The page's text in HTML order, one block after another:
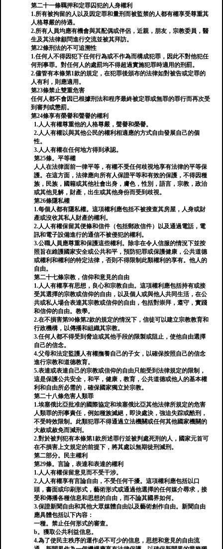
第二十一條羈押和定罪囚犯的人身權利
1.所有被拘留的人以及因定罪和量刑而被監禁的人都有權享受尊重其
人格尊嚴的待遇。
2.所有人員均應有機會與其配偶或伴侶，近親，朋友，宗教委員，醫
生及其法律顧問進行交流並被其拜訪。
第22條刑法的不可追溯性
1.任何人不得因犯下任何行為或不作為而構成犯罪，因此不對他犯任
何刑事罪。對任何人的處罰均不得超過實施犯罪時適用的刑罰。
2.儘管有本條第1款的規定，在犯罪後頒布的法律如對被告或定罪的
人有利，則應適用。
第23條禁止雙重危害
任何人都不會因已根據刑法和程序最終被定罪或無罪的罪行而再次受
到審判或懲罰。
第24條享有榮譽和聲譽的權利
1.人人有權尊重他的人格尊嚴，聲譽和榮譽。
2.人人有權以與其他公民的權利相適應的方式自由發展自己的個
性。
3.人人有權在任何地方得到承認。
第25條。平等權
人人在法律面前一律平等，有權不受任何歧視地享有法律的平等保
護。在這方面，法律應向所有人保證平等和有效的保護，不得因種
族，民族，國籍或其他社會出身，膚色，性別，語言，宗教，政治
或其他見解，財產，出生或其他身份而受到歧視。
第26條隱私權
1.每個人都有隱私權。這項權利應包括不被搜查其房屋，人身或財
產或沒收其私人財產的權利。
2.人人有權保留其便條和信件（包括郵政信件）以及通過電話，電
訊和電子設備進行的通信不被侵犯的權利。
3.公職人員應尊重和保護這些權利。除非在令人信服的情況下並按
照旨在維護國家安全或公共和平，預防犯罪或保護健康，公共道德
或權利和權利的特定法律，否則不得限制此類權利的享有。他人的
自由。
第二十七條宗教，信仰和意見的自由
1.人人有權享有思想，良心和宗教自由。這項權利應包括持有或接
受其選擇的宗教或信仰的自由，以及個人或與他人共同生活，在公
共或私人場合表達其宗教或信仰的自由，包括對崇拜，遵守，實踐
和信仰的自由。教學。
2.在不損害第90條第2款的規定的情況下，信徒可以建立宗教教育和
行政機構，以傳播和組織其宗教。
3.任何人都不得受到脅迫或其他手段的限製或阻止，使他自由選擇
自己的信念。
4.父母和法定監護人有權撫養自己的子女，以確保按照自己的信念
進行宗教和道德教育。
5.表達或表達自己的宗教或信仰的自由只能受到法律規定的限制，
這是保護公共安全，和平，健康，教育，公共道德或他人的基本權
利和自由所必需的，確保國家獨立於宗教。
第二十八條危害人類罪
1.埃塞俄比亞批准的國際協定和埃塞俄比亞其他法律所規定的危害
人類罪的刑事責任，例如種族滅絕，即決處決，強迫失踪或酷刑，
不受時效限制。此類犯罪不得通過立法機關或任何其他國家機關的
大赦或赦免而減刑。
2.對於被判犯有本條第1款所述罪行並被判處死刑的人，國家元首可
在不損害上文規定的前提下，將其處以無期徒刑減刑。
第二部分。民主權利
第29條。言論，表達和表達的權利
1.人人有權保留意見而不受干涉。
2.人人有權享有言論自由，不受任何干擾。這項權利應包括以口
頭，書面或印刷形式，藝術形式或通過他選擇的任何媒介尋求，接
受和傳播各種信息和思想的自由，而不論其國界如何。
3.保證新聞自由和其他大眾媒體自由以及藝術創作自由。新聞自由
應具體包括以下內容：
一種。禁止任何形式的審查。
b。獲取公共利益信息。
4.為了使民主秩序的運作必不可少的信息，思想和意見的自由流